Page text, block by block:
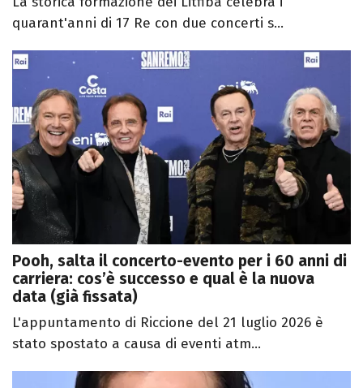
quarant'anni di 17 Re con due concerti s...
Pooh, salta il concerto-evento per i 60 anni di
carriera: cos’è successo e qual è la nuova
data (già fissata)
L'appuntamento di Riccione del 21 luglio 2026 è
stato spostato a causa di eventi atm...